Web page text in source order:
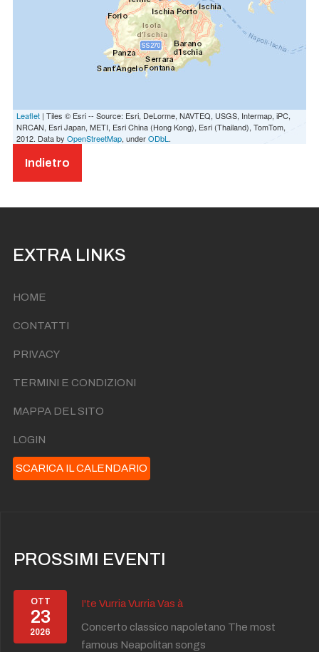
Leaflet | Tiles © Esri -- Source: Esri, DeLorme, NAVTEQ, USGS, Intermap, iPC,
NRCAN, Esri Japan, METI, Esri China (Hong Kong), Esri (Thailand), TomTom,
2012. Data by OpenStreetMap, underODbL .
Indietro
EXTRA LINKS
HOME
CONTATTI
PRIVACY
TERMINI E CONDIZIONI
MAPPA DEL SITO
LOGIN
SCARICA IL CALENDARIO
PROSSIMI EVENTI
OTT
23
2026
I'te Vurria Vurria Vas à
Concerto classico napoletano The most
famous Neapolitan songs